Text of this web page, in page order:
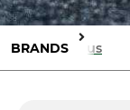
BRANDS Abus